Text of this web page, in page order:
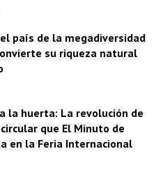
país de la megadiversidad
su riqueza natural
la huerta: La revolución de
que El Minuto de
en la Feria Internacional